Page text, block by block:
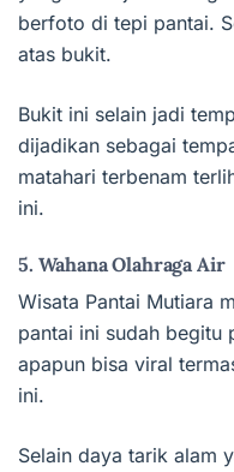
berfoto di tepi pantai.
atas bukit.
Bukit ini selain jadi
dijadikan sebagai
matahari terbenam
ini.
5. Wahana Olahraga Air
Wisata Pantai Mutiara
pantai ini sudah begitu
apapun bisa viral
ini.
Selain daya tarik alam